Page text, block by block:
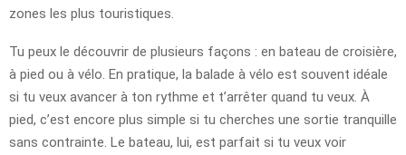
zones les plus touristiques.
Tu peux le découvrir de plusieurs façons : en bateau de croisière,
à pied ou à vélo. En pratique, la balade à vélo est souvent idéale
si tu veux avancer à ton rythme et t’arrêter quand tu veux. À
pied, c’est encore plus simple si tu cherches une sortie tranquille
sans contrainte. Le bateau, lui, est parfait si tu veux voir